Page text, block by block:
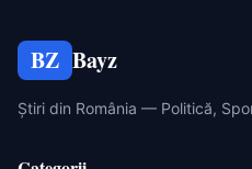
BZ Bayz
Știri din România — Politică,